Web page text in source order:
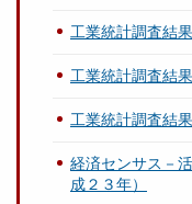
工業統計調査結
工業統計調査結
工業統計調査結
経済センサス－
成２３年）